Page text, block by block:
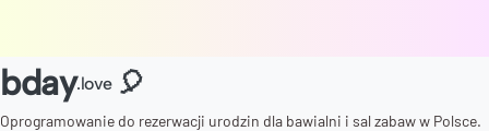
bday.love 🎈
Oprogramowanie do rezerwacji urodzin dla bawialni i sal zabaw w Polsce.